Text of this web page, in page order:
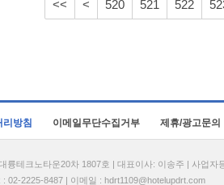
<< < 520 521 522
리방침 이메일무단수집거부 제휴/광고문의
륭테크노타운20차 1807호 | 대표이사: 이송주 | 사업
02-2225-8487 | 이메일 : hdrt1109@hotelupdrt.com